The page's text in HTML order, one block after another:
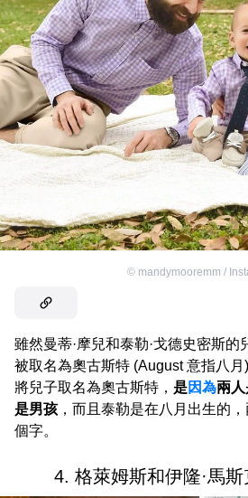
© mandymooremm /
雖然曼蒂·摩兒和泰勒·戈德史密斯
被取名為奧古斯特 (August 意指八
將兒子取名為奧古斯特， 是因為兩
是男孩 ，而且泰勒是在八月出生的
個字。
4. 格萊姆斯和伊隆·馬